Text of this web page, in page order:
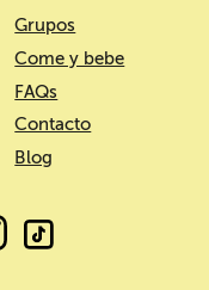
Grupos
Come y bebe
FAQs
Contacto
Blog